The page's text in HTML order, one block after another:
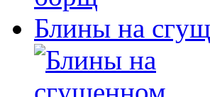
Блины на